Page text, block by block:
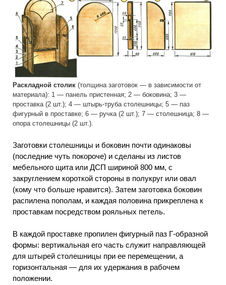
Раскладной столик (толщина заготовок — в зависимости от
материала): 1 — панель пристенная; 2 — боковина; 3 —
проставка (2 шт.); 4 — штырь-труба столешницы; 5 — паз
фигурный в проставке; 6 — ручка (2 шт.); 7 — столешница; 8 —
опора столешницы (2 шт.).
Заготовки столешницы и боковин почти одинаковы
(последние чуть покороче) и сделаны из листов
мебельного щита или ДСП шириной 800 мм, с
закруглением короткой стороны в полукруг или овал
(кому что больше нравится). Затем заготовка боковин
распилена пополам, и каждая половина прикреплена к
проставкам посредством рояльных петель.
В каждой проставке пропилен фигурный паз Г-образной
формы: вертикальная его часть служит направляющей
для штырей столешницы при ее перемещении, а
горизонтальная — для их удержания в рабочем
положении.